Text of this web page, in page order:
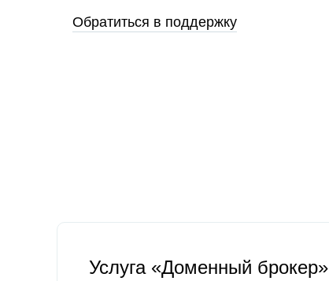
Обратиться в поддержку
Услуга «Доменный брокер»